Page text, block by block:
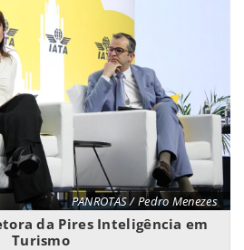
PANROTAS / Pedro Menezes
da Pires Inteligência em
Turismo